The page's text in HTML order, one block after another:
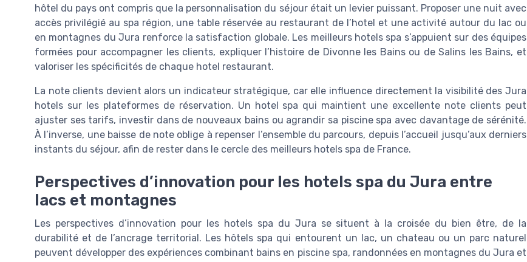
hôtel du pays ont compris que la personnalisation du séjour était un levier puissant. Proposer une nuit avec
accès privilégié au spa région, une table réservée au restaurant de l’hotel et une activité autour du lac ou
en montagnes du Jura renforce la satisfaction globale. Les meilleurs hotels spa s’appuient sur des équipes
formées pour accompagner les clients, expliquer l’histoire de Divonne les Bains ou de Salins les Bains, et
valoriser les spécificités de chaque hotel restaurant.
La note clients devient alors un indicateur stratégique, car elle influence directement la visibilité des Jura
hotels sur les plateformes de réservation. Un hotel spa qui maintient une excellente note clients peut
ajuster ses tarifs, investir dans de nouveaux bains ou agrandir sa piscine spa avec davantage de sérénité.
À l’inverse, une baisse de note oblige à repenser l’ensemble du parcours, depuis l’accueil jusqu’aux derniers
instants du séjour, afin de rester dans le cercle des meilleurs hotels spa de France.
Perspectives d’innovation pour les hotels spa du Jura entre
lacs et montagnes
Les perspectives d’innovation pour les hotels spa du Jura se situent à la croisée du bien être, de la
durabilité et de l’ancrage territorial. Les hôtels spa qui entourent un lac, un chateau ou un parc naturel
peuvent développer des expériences combinant bains en piscine spa, randonnées en montagnes du Jura et